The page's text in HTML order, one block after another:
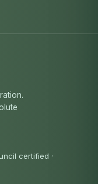
certified ·